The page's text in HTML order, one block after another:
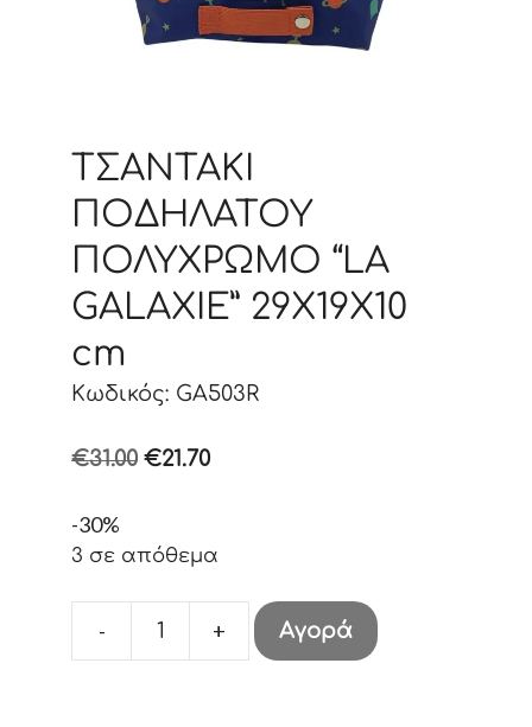
ΤΣΑΝΤΑΚΙ
ΠΟΔΗΛΑΤΟΥ
ΠΟΛΥΧΡΩΜΟ “LA
GALAXIE” 29X19X10
cm
Κωδικός: GA503R
€31.00 Original
€31.00.
€21.70Η
είναι:
-30%
3 σε απόθεμα
-
ΤΣΑΝΤΑΚΙ
+ Αγορά